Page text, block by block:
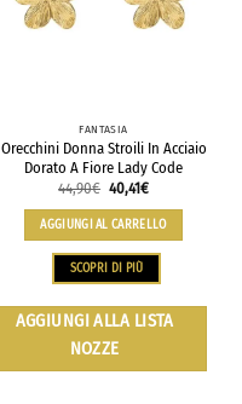
FANTASIA
Orecchini Donna Stroili In Acciaio
Dorato A Fiore Lady Code
44,90€ 40,41€
AGGIUNGI AL CARRELLO
SCOPRI DI PIÙ
AGGIUNGI ALLA LISTA
NOZZE